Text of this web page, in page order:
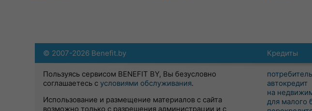
Кредиты
автокредит
на
для малого
© 2007-2026 Benefit.by
Пользуясь сервисом BENEFIT BY, Вы безусловно
соглашаетесь с условиями обслуживания.
Использование и размещение материалов с сайта
возможно только с разрешения администрации и с